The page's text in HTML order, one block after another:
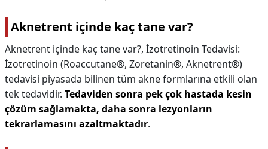
Aknetrent içinde kaç tane var?
Aknetrent içinde kaç tane var?, İzotretinoin Tedavisi:
İzotretinoin (Roaccutane®, Zoretanin®, Aknetrent®)
tedavisi piyasada bilinen tüm akne formlarına etkili olan
tek tedavidir. Tedaviden sonra pek çok hastada kesin
çözüm sağlamakta, daha sonra lezyonların
tekrarlamasını azaltmaktadır.